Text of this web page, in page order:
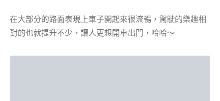
在大部分的路面表現上車子開起來很流暢，駕駛的樂趣相
對的也就提升不少，讓人更想開車出門，哈哈～